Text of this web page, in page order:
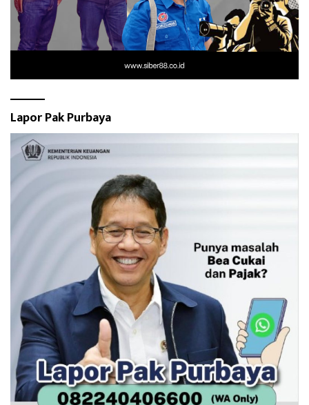
Lapor Pak Purbaya